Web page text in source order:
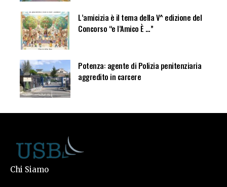
L’amicizia è il tema della V^ edizione del
Concorso “e l’Amico È …”
Potenza: agente di Polizia penitenziaria
aggredito in carcere
Chi Siamo